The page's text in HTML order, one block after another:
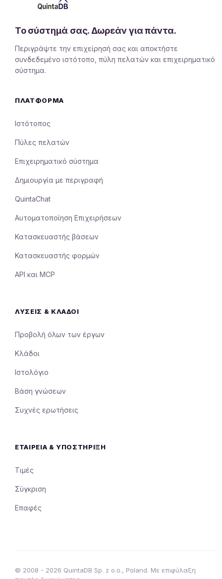
Το σύστημά σας. Δωρεάν για πάντα.
Περιγράψτε την επιχείρησή σας και αποκτήστε
συνδεδεμένο ιστότοπο, πύλη πελατών και επιχειρηματικό
σύστημα.
ΠΛΑΤΦΌΡΜΑ
Ιστότοπος
Πύλες πελατών
Επιχειρηματικό σύστημα
Δημιουργία με περιγραφή
QuintaChat
Αυτοματοποίηση Επιχειρήσεων
Κατασκευαστής βάσεων
Κατασκευαστής φορμών
API και MCP
ΛΎΣΕΙΣ & ΚΛΆΔΟΙ
Προβολή όλων των έργων
Κλάδοι
Ιστολόγιο
Βάση γνώσεων
Συχνές ερωτήσεις
ΕΤΑΙΡΕΊΑ & ΥΠΟΣΤΉΡΙΞΗ
Τιμές
Σύγκριση
Επαφές
© 2008 - 2026 QuintaDB Sp. z o.o., Poland. Με επιφύλαξη